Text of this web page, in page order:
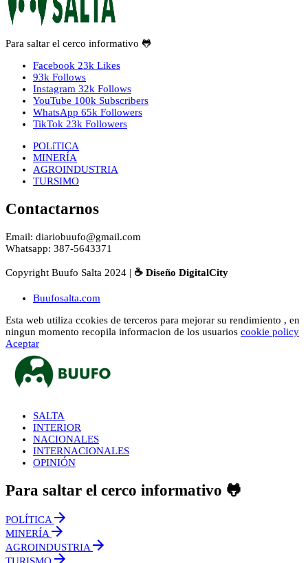
Para saltar el cerco informativo 🐸
Facebook 23k Likes
93k Follows
Instagram 32k Follows
YouTube 100k Subscribers
WhatsApp 65k Followers
TikTok 23k Followers
POLíTICA
MINERÍA
AGROINDUSTRIA
TURSIMO
Contactarnos
Email: diariobuufo@gmail.com
Whatsapp: 387-5643371
Copyright Buufo Salta 2024 | ☕ Diseño DigitalCity
Buufosalta.com
Esta web utiliza ccokies de terceros para mejorar su rendimiento , en
ningun momento recopila informacion de los usuarios cookie policy
Aceptar
SALTA
INTERIOR
NACIONALES
INTERNACIONALES
OPINIÓN
Para saltar el cerco informativo 🐸
POLÍTICA
MINERÍA
AGROINDUSTRIA